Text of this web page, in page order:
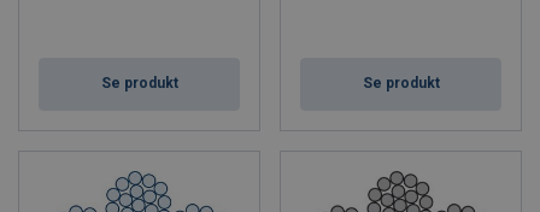
Se produkt Se produkt